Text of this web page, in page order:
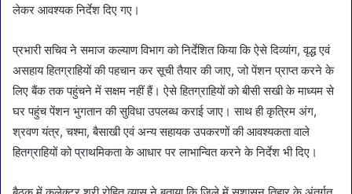
लेकर आवश्यक निर्देश दिए गए।
प्रभारी सचिव ने समाज कल्याण विभाग को निर्देशित किया कि ऐसे दिव्यांग, वृद्ध एवं
असहाय हितग्राहियों की पहचान कर सूची तैयार की जाए, जो पेंशन प्राप्त करने के
लिए बैंक तक पहुंचने में सक्षम नहीं हैं। ऐसे हितग्राहियों को बीसी सखी के माध्यम से
घर पहुंच पेंशन भुगतान की सुविधा उपलब्ध कराई जाए। साथ ही कृत्रिम अंग,
श्रवण यंत्र, चश्मा, बैसाखी एवं अन्य सहायक उपकरणों की आवश्यकता वाले
हितग्राहियों को प्राथमिकता के आधार पर लाभान्वित करने के निर्देश भी दिए।